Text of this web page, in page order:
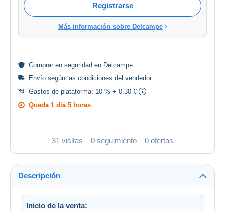
Registrarse
Más información sobre Delcampe
Comprar en seguridad en Delcampe
Envío según las condiciones del vendedor.
Gastos de plataforma: 10 % + 0,30 €
Queda 1 día 5 horas
31 visitas 0 seguimiento 0 ofertas
Descripción
Inicio de la venta: